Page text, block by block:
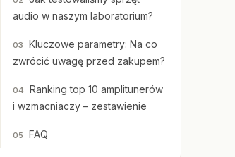
audio w naszym laboratorium?
Kluczowe parametry: Na co
zwrócić uwagę przed zakupem?
Ranking top 10 amplitunerów
i wzmacniaczy – zestawienie
FAQ